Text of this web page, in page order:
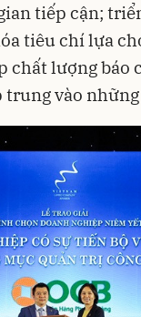
tiếp cận;
tiêu chí lựa
chất lượng báo
trung vào